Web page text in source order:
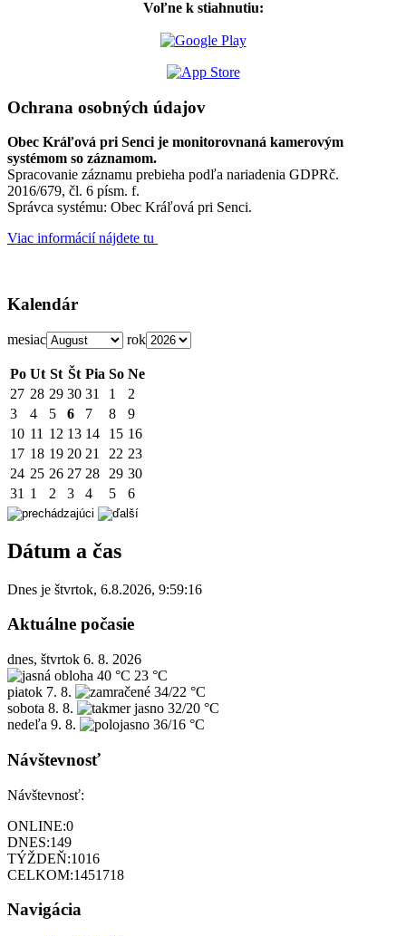
Voľne k stiahnutiu:
Ochrana osobných údajov
Obec Kráľová pri Senci je monitorovnaná kamerovým
systémom so záznamom.
Spracovanie záznamu prebieha podľa nariadenia GDPRč.
2016/679, čl. 6 písm. f.
Správca systému: Obec Kráľová pri Senci.
Viac informácií nájdete tu
Kalendár
mesiac rok
Po Ut St Št Pia So Ne
27 28 29 30 31 1
2
3
4 5 6 7 8
9
10 11 12 13 14 15 16
17 18 19 20 21 22 23
24 25 26 27 28 29 30
31 1 2 3 4 5 6
Dátum a čas
Dnes je štvrtok, 6.8.2026, 9:59:16
Aktuálne počasie
dnes, štvrtok 6. 8. 2026
40 °C 23 °C
piatok 7. 8.
34/22 °C
sobota 8. 8.
32/20 °C
nedeľa 9. 8. 36/16 °C
Návštevnosť
Návštevnosť:
ONLINE:0
DNES:149
TÝŽDEŇ:1016
CELKOM:1451718
Navigácia